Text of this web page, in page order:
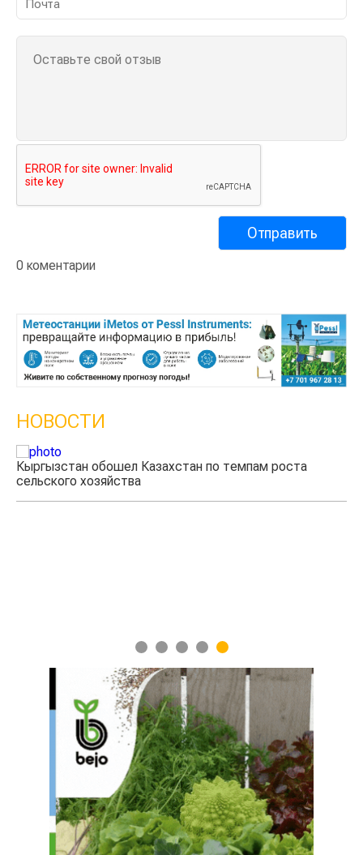
0 коментарии
НОВОСТИ
Кыргызстан обошел Казахстан по темпам роста
сельского хозяйства
1 2 3 4 5